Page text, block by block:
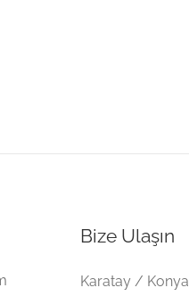
Bize Ulaşın
Karatay / Konya